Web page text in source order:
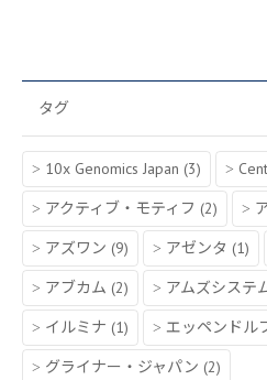
タグ
10x Genomics Japan (3)
アクティブ・モティフ (2)
アズワン (9) アゼンタ (1)
アブカム (2) アムズシステ
イルミナ (1) エッペンドル
グライナー・ジャパン (2)